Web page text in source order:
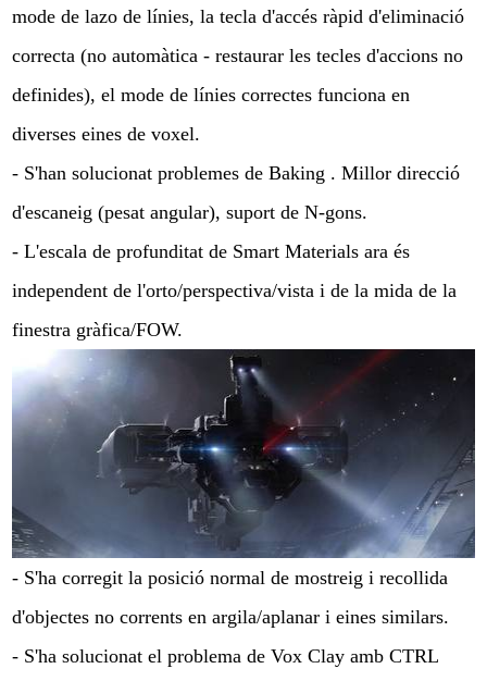
mode de lazo de línies, la tecla d'accés ràpid d'eliminació
correcta (no automàtica - restaurar les tecles d'accions no
definides), el mode de línies correctes funciona en
diverses eines de voxel.
- S'han solucionat problemes de Baking . Millor direcció
d'escaneig (pesat angular), suport de N-gons.
- L'escala de profunditat de Smart Materials ara és
independent de l'orto/perspectiva/vista i de la mida de la
finestra gràfica/FOW.
- S'ha corregit la posició normal de mostreig i recollida
d'objectes no corrents en argila/aplanar i eines similars.
- S'ha solucionat el problema de Vox Clay amb CTRL